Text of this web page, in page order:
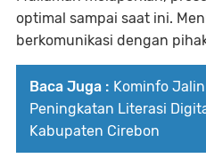
optimal sampai saat ini.
berkomunikasi dengan
Baca Juga : Kominfo
Peningkatan Literasi
Kabupaten Cirebon